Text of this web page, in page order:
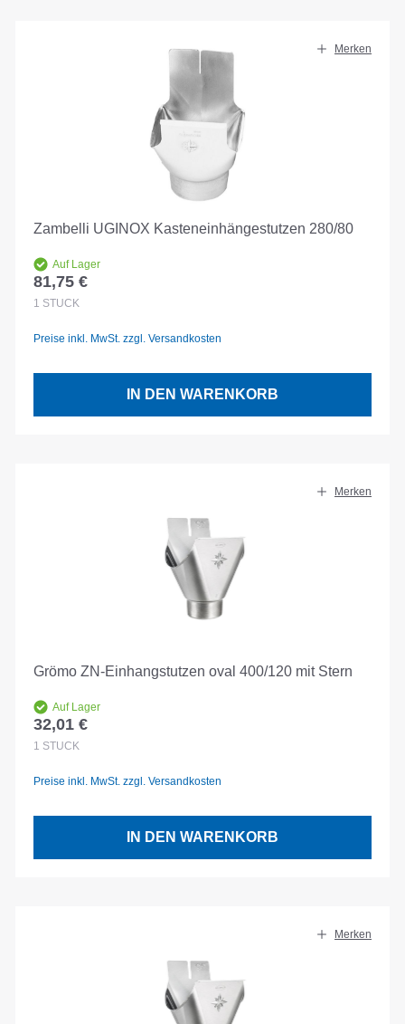
Merken
Zambelli UGINOX Kasteneinhängestutzen 280/80
Auf Lager
Regulärer Preis:
81,75 €
1 STÜCK
Preise inkl. MwSt. zzgl. Versandkosten
IN DEN WARENKORB
Merken
Grömo ZN-Einhangstutzen oval 400/120 mit Stern
Auf Lager
Regulärer Preis:
32,01 €
1 STÜCK
Preise inkl. MwSt. zzgl. Versandkosten
IN DEN WARENKORB
Merken